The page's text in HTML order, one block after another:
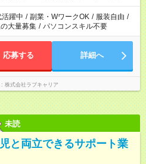
躍中 / 副業・WワークOK / 服装自由 /
大量募集 / パソコンスキル不要
応募する 詳細へ
株式会社ラブキャリア
未読
と両立できるサポート業